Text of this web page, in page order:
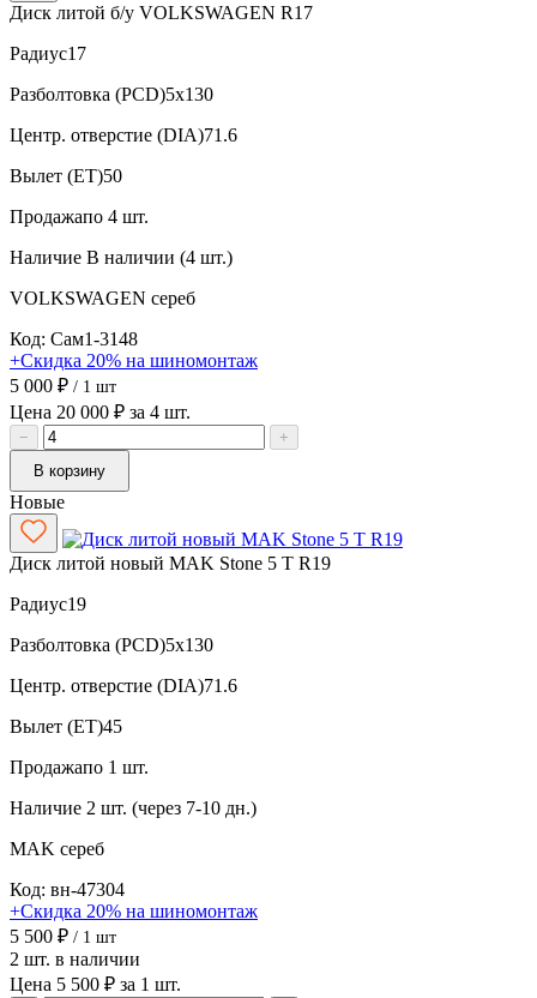
Диск литой б/у VOLKSWAGEN R17
Радиус17
Разболтовка (PCD)5x130
Центр. отверстие (DIA)71.6
Вылет (ET)50
Продажапо 4 шт.
Наличие В наличии (4 шт.)
VOLKSWAGEN сереб
Код: Сам1-3148
+Скидка 20% на шиномонтаж
5 000 ₽ / 1 шт
Цена 20 000 ₽ за 4 шт.
−
+
В корзину
Новые
Диск литой новый MAK Stone 5 T R19
Радиус19
Разболтовка (PCD)5x130
Центр. отверстие (DIA)71.6
Вылет (ET)45
Продажапо 1 шт.
Наличие 2 шт. (через 7-10 дн.)
MAK сереб
Код: вн-47304
+Скидка 20% на шиномонтаж
5 500 ₽ / 1 шт
2 шт. в наличии
Цена 5 500 ₽ за 1 шт.